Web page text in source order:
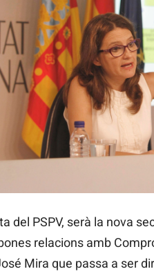
del PSPV, serà la nova
relacions amb
Mira que passa a ser